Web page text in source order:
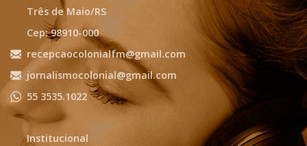
Três de Maio/RS
Cep: 98910-000
recepcaocolonialfm@gmail.com
jornalismocolonial@gmail.com
55 3535.1022
Institucional